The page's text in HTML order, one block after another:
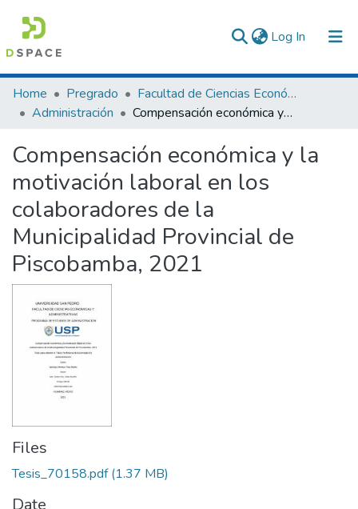
Log In (current)
Communities & Collections
All of DSpace
Statistics
Home Pregrado
Facultad de Ciencias Económicas y Administrativas
Administración
Compensación económica y la motivación laboral en los colaboradores de la Municipalidad Provincial de Piscobamba, 2021
Compensación económica y la
motivación laboral en los
colaboradores de la
Municipalidad Provincial de
Piscobamba, 2021
Files
Tesis_70158.pdf(1.37 MB)
Date